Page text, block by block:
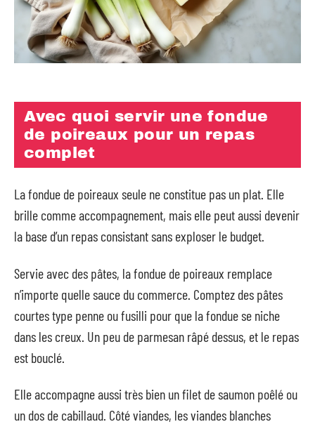
Avec quoi servir une fondue
de poireaux pour un repas
complet
La fondue de poireaux seule ne constitue pas un plat. Elle
brille comme accompagnement, mais elle peut aussi devenir
la base d’un repas consistant sans exploser le budget.
Servie avec des pâtes, la fondue de poireaux remplace
n’importe quelle sauce du commerce. Comptez des pâtes
courtes type penne ou fusilli pour que la fondue se niche
dans les creux. Un peu de parmesan râpé dessus, et le repas
est bouclé.
Elle accompagne aussi très bien un filet de saumon poêlé ou
un dos de cabillaud. Côté viandes, les viandes blanches